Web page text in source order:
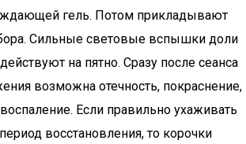
гель. Потом прикладывают
Сильные световые вспышки доли
на пятно. Сразу после сеанса
возможна отечность, покраснение,
Если правильно ухаживать
восстановления, то корочки